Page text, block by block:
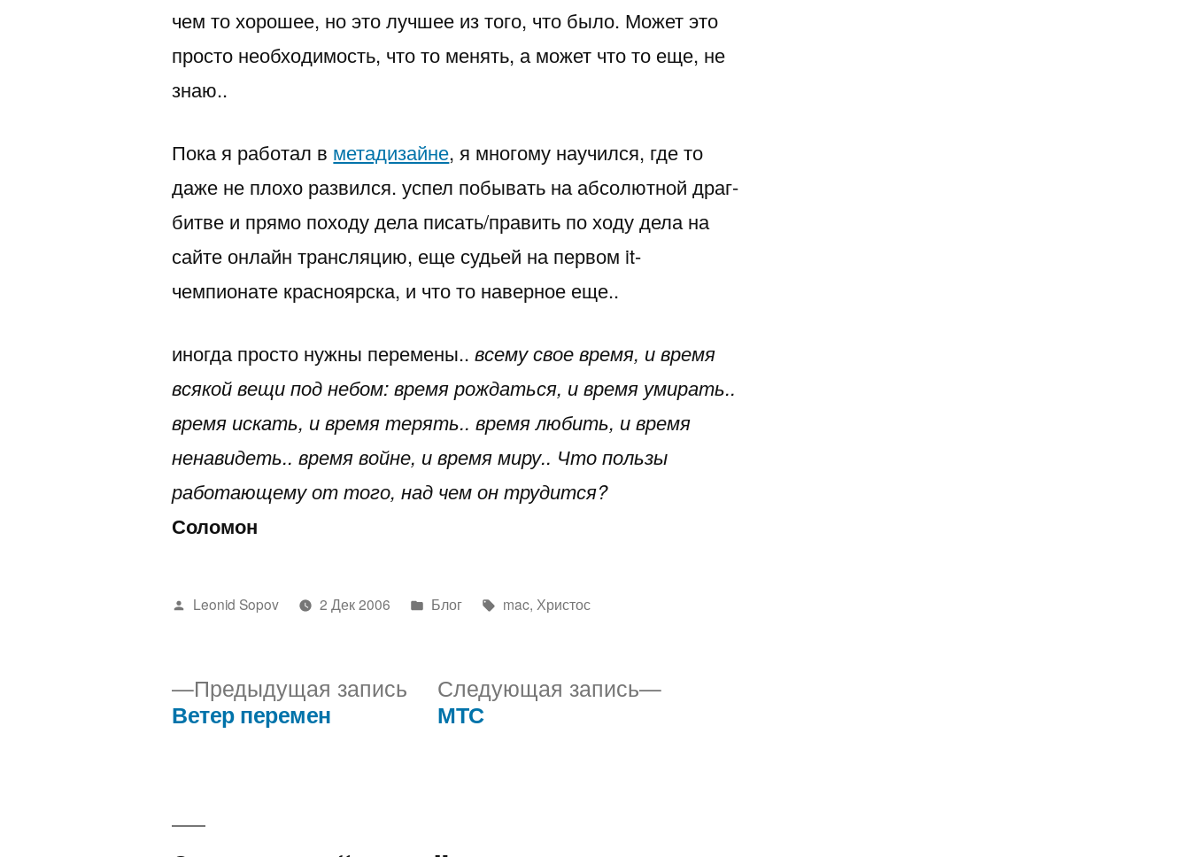
чем то хорошее, но это лучшее из того, что было. Может это
просто необходимость, что то менять, а может что то еще, не
знаю..
Пока я работал в метадизайне, я многому научился, где то
даже не плохо развился. успел побывать на абсолютной драг-
битве и прямо походу дела писать/править по ходу дела на
сайте онлайн трансляцию, еще судьей на первом it-
чемпионате красноярска, и что то наверное еще..
иногда просто нужны перемены..всему свое время, и время
всякой вещи под небом: время рождаться, и время умирать..
время искать, и время терять.. время любить, и время
ненавидеть.. время войне, и время миру.. Что пользы
работающему от того, над чем он трудится?
Соломон
Написано
Leonid Sopov 2 Дек 2006
Написано
Блог Метки:
mac, Христос
Навигация
Предыдущая запись Предыдущая
запись:
Ветер перемен
Следующая запись
Следующая
МТС